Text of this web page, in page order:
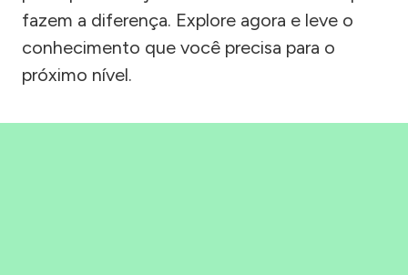
fazem a diferença. Explore agora e leve o
conhecimento que você precisa para o
próximo nível.